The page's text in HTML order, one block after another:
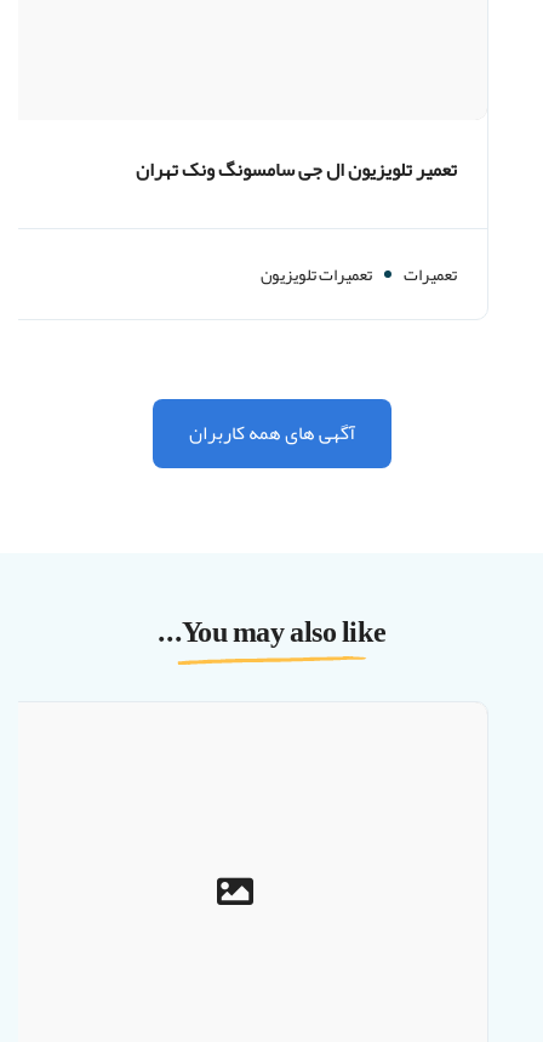
تعمیر تلویزیون ال جی سامسونگ ونک تهران
تعمیرات تعمیرات تلویزیون
آگهی های همه کاربران
You may also like...